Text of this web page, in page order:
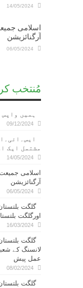
14/05/2024
اسلامی
آرگنائزیشن
06/05/2024
مُنتخب
ہمیں
09/12/2024
مشتمل ایک
14/05/2024
اسلامی
آرگنائزیشن
06/05/2024
اورگلگت
16/03/2024
لانسنگ کے
عمل پیش
08/02/2024
گلگت